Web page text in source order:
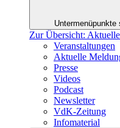
Untermenüpunkte
Zur Übersicht:
Veranstaltungen
Aktuelle
Presse
Videos
Podcast
Newsletter
VdK-Zeitung
Infomaterial